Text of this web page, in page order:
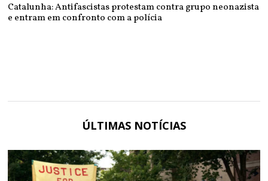
Catalunha: Antifascistas protestam contra grupo neonazista
e entram em confronto com a polícia
ÚLTIMAS NOTÍCIAS